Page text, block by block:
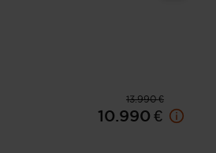
13.990 €
10.990 €